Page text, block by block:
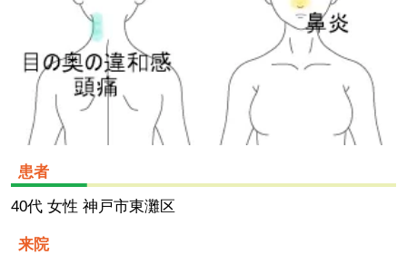
患者
40代 女性 神戸市東灘区
来院